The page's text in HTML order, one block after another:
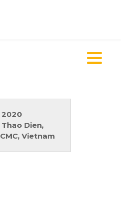
2020
Thao Dien,
Vietnam